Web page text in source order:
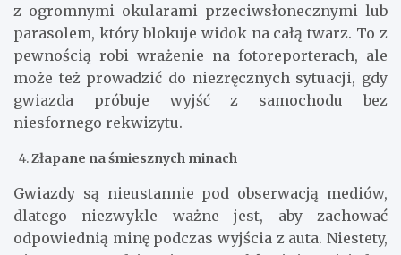
z ogromnymi okularami przeciwsłonecznymi lub
parasolem, który blokuje widok na całą twarz. To z
pewnością robi wrażenie na fotoreporterach, ale
może też prowadzić do niezręcznych sytuacji, gdy
gwiazda próbuje wyjść z samochodu bez
niesfornego rekwizytu.
Złapane na śmiesznych minach
Gwiazdy są nieustannie pod obserwacją mediów,
dlatego niezwykle ważne jest, aby zachować
odpowiednią minę podczas wyjścia z auta. Niestety,